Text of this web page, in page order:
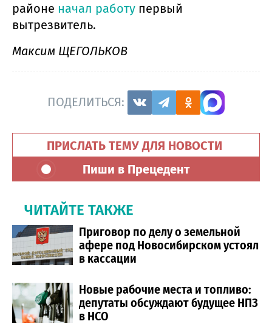
районе начал работу первый
вытрезвитель.
Максим ЩЕГОЛЬКОВ
ПОДЕЛИТЬСЯ:
ПРИСЛАТЬ ТЕМУ ДЛЯ НОВОСТИ
Пиши в Прецедент
ЧИТАЙТЕ ТАКЖЕ
Приговор по делу о земельной
афере под Новосибирском устоял
в кассации
Новые рабочие места и топливо:
депутаты обсуждают будущее НПЗ
в НСО